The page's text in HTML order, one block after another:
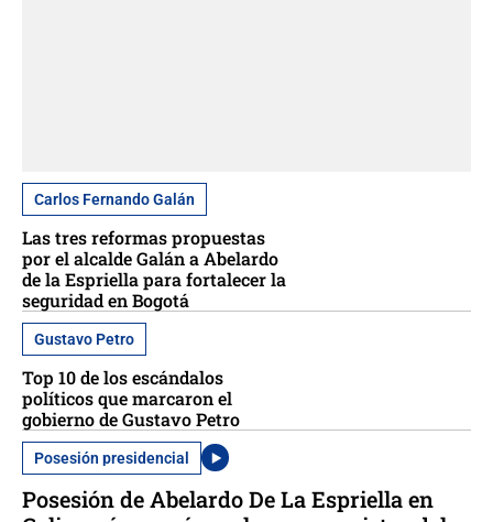
Carlos Fernando Galán
Las tres reformas propuestas
por el alcalde Galán a Abelardo
de la Espriella para fortalecer la
seguridad en Bogotá
Gustavo Petro
Top 10 de los escándalos
políticos que marcaron el
gobierno de Gustavo Petro
Posesión presidencial
Posesión de Abelardo De La Espriella en